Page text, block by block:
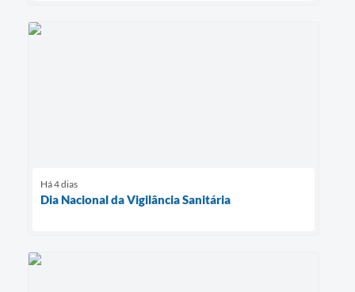
Há 4 dias
Dia Nacional da Vigilância Sanitária